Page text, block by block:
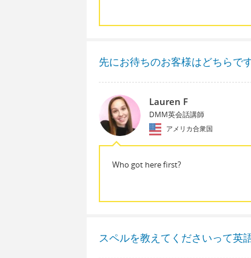
先にお待ちのお客様はどちらで
Lauren F
DMM英会話講師
アメリカ合衆国
Who got here first?
スペルを教えてくださいって英